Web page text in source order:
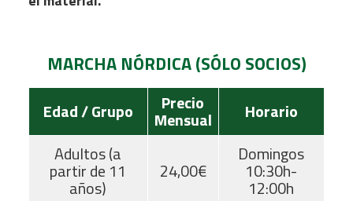
MARCHA NÓRDICA(SÓLO SOCIOS)
Edad / Grupo Precio
Mensual
Horario
Adultos (a
partir de 11
años)
24,00€
Domingos
10:30h-
12:00h